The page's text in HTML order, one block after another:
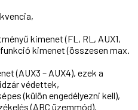
kimenet (FL, RL, AUX1,
kimenet (összesen max.
(AUX3 – AUX4), ezek a
védettek,
(külön engedélyezni kell),
(ABC üzemmód),